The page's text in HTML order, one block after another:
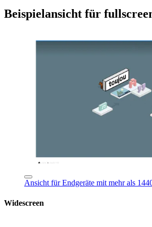
Beispielansicht für
Ansicht für Endgeräte mit mehr als
Widescreen